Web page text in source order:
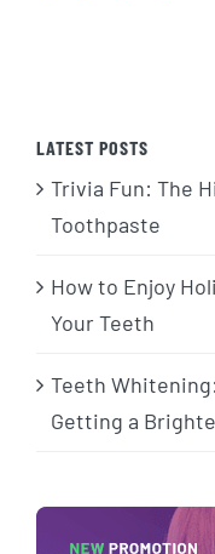
LATEST POSTS
Trivia Fun: The
Toothpaste
How to Enjoy
Your Teeth
Teeth
Getting a